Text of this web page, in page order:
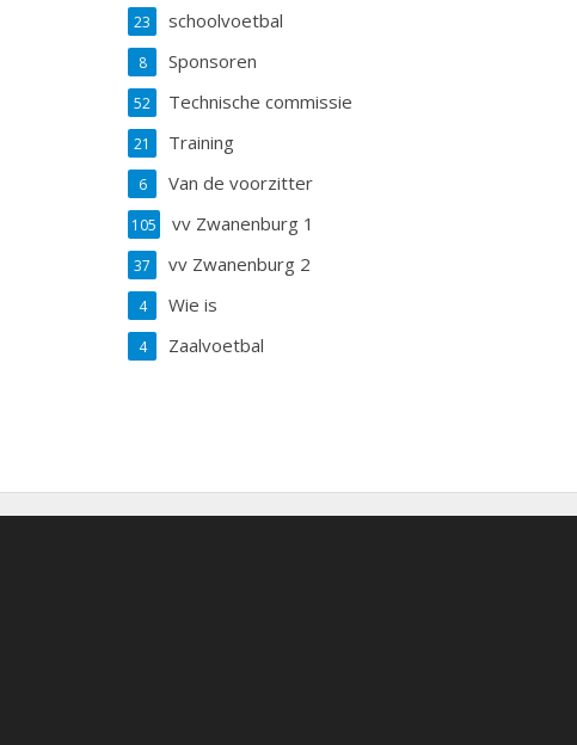
schoolvoetbal
23
Sponsoren
8
Technische commissie
52
Training
21
Van de voorzitter
6
vv Zwanenburg 1
105
vv Zwanenburg 2
37
Wie is
4
Zaalvoetbal
4